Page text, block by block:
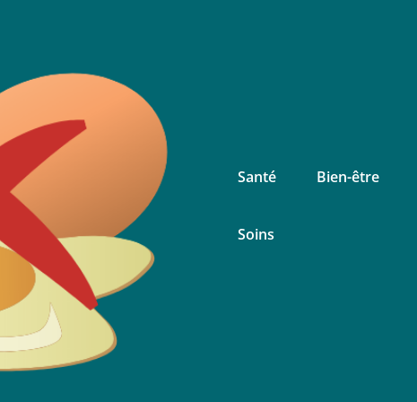
Alergikozeu
Santé Bien-être
Soins